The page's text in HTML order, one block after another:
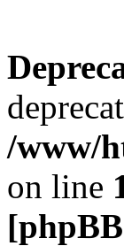
/www/
on line